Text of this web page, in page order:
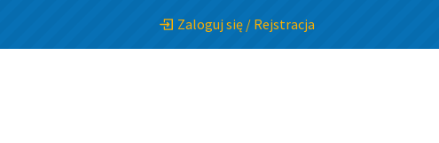
Zaloguj się / Rejstracja